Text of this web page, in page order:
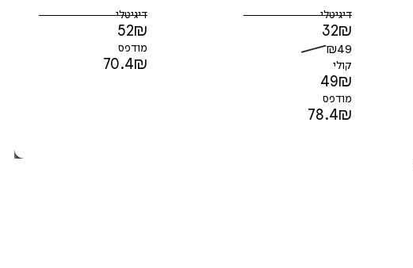
דיגיטלי
32₪
₪49
קולי
49₪
מודפס
78.4₪
דיגיטלי
52₪
מודפס
70.4₪